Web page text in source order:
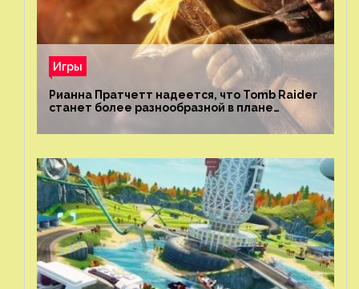
Игры
Рианна Пратчетт надеется, что Tomb Raider
станет более разнообразной в плане
репрезентации